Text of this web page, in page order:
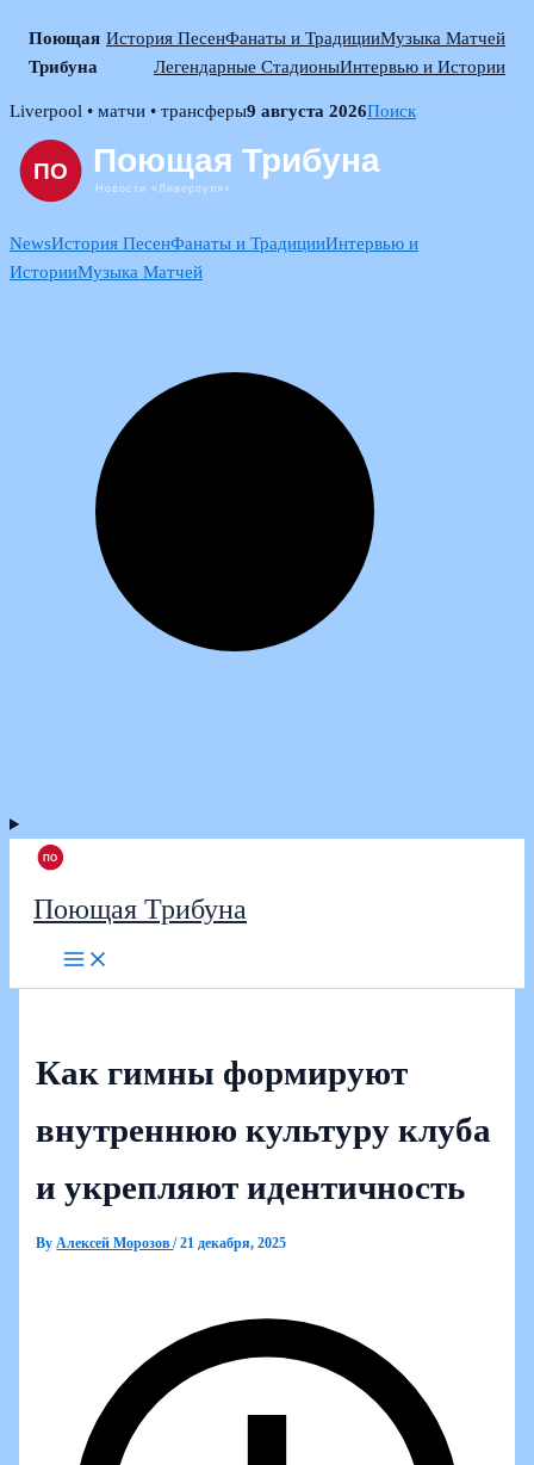
Поющая
Трибуна
История ПесенФанаты и ТрадицииМузыка Матчей
Легендарные СтадионыИнтервью и Истории
Skip
content
Liverpool • матчи • трансферы9 августа 2026Поиск
NewsИстория ПесенФанаты и ТрадицииИнтервью и
ИсторииМузыка Матчей
Поющая Трибуна
Как гимны формируют
внутреннюю культуру клуба
и укрепляют идентичность
ByАлексей Морозов/21 декабря, 2025